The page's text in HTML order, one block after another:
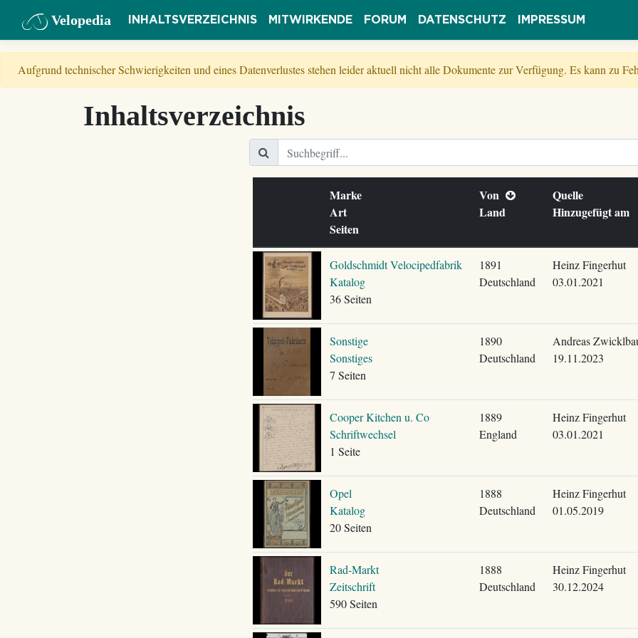
Velopedia INHALTSVERZEICHNIS MITWIRKENDE FORUM DATENSCHUTZ IMPRESSUM
Aufgrund technischer Schwierigkeiten und eines Datenverlustes stehen leider aktuell nicht alle Dokumente zur Verfügung. Es kann zu
Inhaltsverzeichnis
Marke
Art
Seiten
Von
Land
Quelle
Hinzugefügt am
Goldschmidt Velocipedfabrik
Katalog
36 Seiten
1891
Deutschland
Heinz Fingerhut
03.01.2021
Sonstige
Sonstiges
7 Seiten
1890
Deutschland
Andreas
19.11.2023
Cooper Kitchen u. Co
Schriftwechsel
1 Seite
1889
England
Heinz Fingerhut
03.01.2021
Opel
Katalog
20 Seiten
1888
Deutschland
Heinz Fingerhut
01.05.2019
Rad-Markt
Zeitschrift
590 Seiten
1888
Deutschland
Heinz Fingerhut
30.12.2024